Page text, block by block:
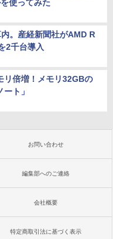
使ってみた
。産経新聞社がAMD R
2千台導入
リ倍増！メモリ32GBの
ート」
お問い合わせ
編集部へのご連絡
会社概要
特定商取引法に基づく表示